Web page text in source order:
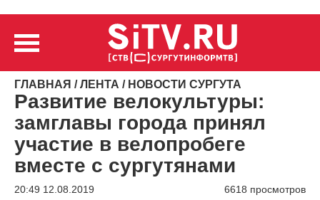
ГЛАВНАЯ /ЛЕНТА / НОВОСТИ СУРГУТА
Развитие велокультуры:
замглавы города принял
участие в велопробеге
вместе с сургутянами
20:49 12.08.2019 6618 просмотров